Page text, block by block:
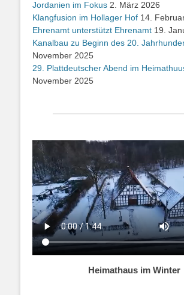
Jordanien im Fokus 2. März 2026
Klangfusion im Hollager Hof 14.
Ehrenamt unterstützt Ehrenamt 19.
Kanalbau zu Beginn des 20.
November 2025
29. Plattdeutscher Abend im
November 2025
Heimathaus im Winter